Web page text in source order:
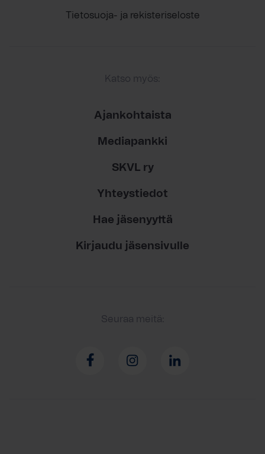
Tietosuoja- ja rekisteriseloste
Katso myös:
Ajankohtaista
Mediapankki
SKVL ry
Yhteystiedot
Hae jäsenyyttä
Kirjaudu jäsensivulle
Seuraa meitä: